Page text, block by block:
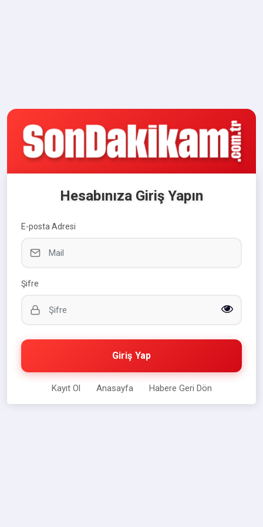
Hesabınıza Giriş Yapın
E-posta Adresi
Şifre
Giriş Yap
Kayıt Ol Anasayfa Habere Geri Dön